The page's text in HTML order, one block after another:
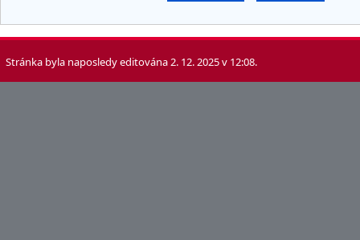
Stránka byla naposledy editována 2. 12. 2025 v 12:08.